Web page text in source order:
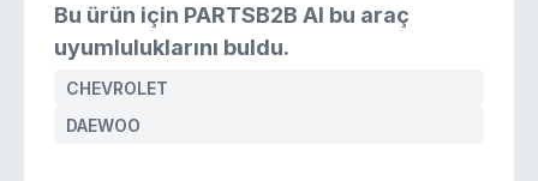
Bu ürün için PARTSB2B AI bu araç
uyumluluklarını buldu.
CHEVROLET
DAEWOO